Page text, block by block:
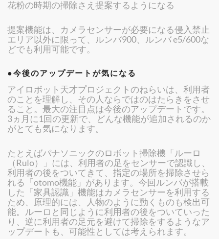
花粉の時期の掃除さえ提案するようになる
提案機能は、カメラセンサーが必要になる侵入禁止
エリア以外に限って、ルンバ900、ルンバ e5/600な
どでも利用可能です。
●今後のアップデートが気になる
アイロボット天才プロジェクトのねらいは、利用者
のことを理解し、その人ならではのはたらきをさせ
ること。最大の注目点は今後のアップデートです。
3ヵ月に1回の更新で、どんな機能が追加されるのか
がとても気になります。
たとえばパナソニックのロボット掃除機「ルーロ
（Rulo）」には、利用者の足をセンサーで認識し、
利用者の後をついてきて、指定の場所を掃除させら
れる「otomo機能」があります。今回ルンバが搭載
した「家具認識」機能はカメラセンサーを利用する
ため、原理的には、人物のように動くものも検出可
能。ルーロと同じように利用者の後をついていった
り、逆に利用者の足元を避けて掃除をするようなア
ップデートも、可能性としては考えられます。